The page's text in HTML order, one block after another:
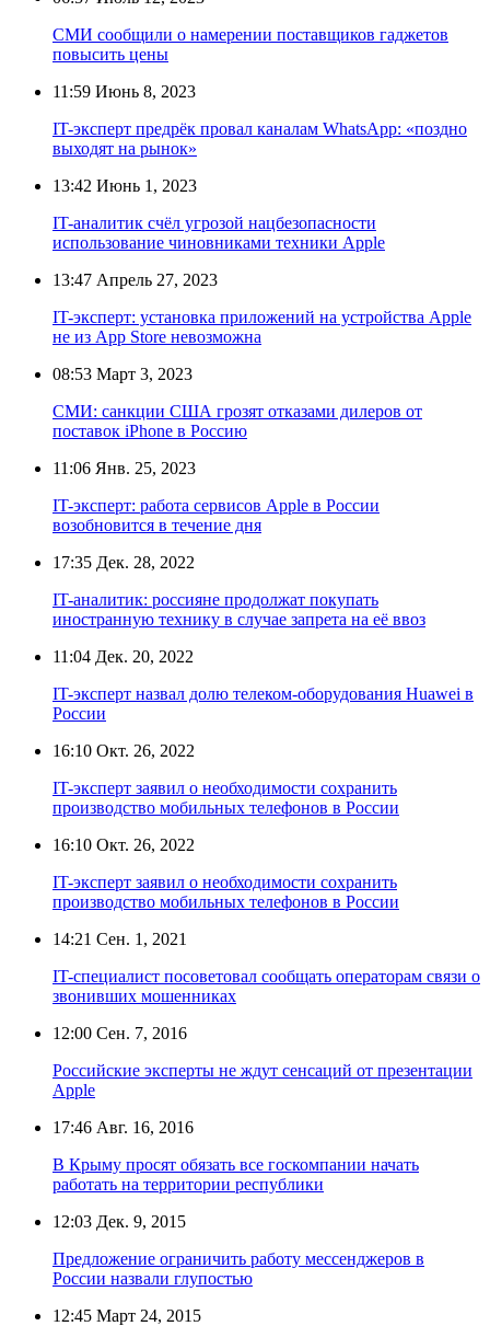
СМИ сообщили о намерении поставщиков гаджетов
повысить цены
11:59 Июнь 8, 2023
IT-эксперт предрёк провал каналам WhatsApp: «поздно
выходят на рынок»
13:42 Июнь 1, 2023
IT-аналитик счёл угрозой нацбезопасности
использование чиновниками техники Apple
13:47 Апрель 27, 2023
IT-эксперт: установка приложений на устройства Apple
не из App Store невозможна
08:53 Март 3, 2023
СМИ: санкции США грозят отказами дилеров от
поставок iPhone в Россию
11:06 Янв. 25, 2023
IT-эксперт: работа сервисов Apple в России
возобновится в течение дня
17:35 Дек. 28, 2022
IT-аналитик: россияне продолжат покупать
иностранную технику в случае запрета на её ввоз
11:04 Дек. 20, 2022
IT-эксперт назвал долю телеком-оборудования Huawei в
России
16:10 Окт. 26, 2022
IT-эксперт заявил о необходимости сохранить
производство мобильных телефонов в России
16:10 Окт. 26, 2022
IT-эксперт заявил о необходимости сохранить
производство мобильных телефонов в России
14:21 Сен. 1, 2021
IT-специалист посоветовал сообщать операторам связи о
звонивших мошенниках
12:00 Сен. 7, 2016
Российские эксперты не ждут сенсаций от презентации
Apple
17:46 Авг. 16, 2016
В Крыму просят обязать все госкомпании начать
работать на территории республики
12:03 Дек. 9, 2015
Предложение ограничить работу мессенджеров в
России назвали глупостью
12:45 Март 24, 2015